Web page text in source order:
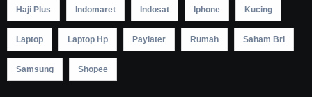
Haji Plus Indomaret Indosat Iphone Kucing
Laptop Laptop Hp Paylater Rumah Saham Bri
Samsung Shopee